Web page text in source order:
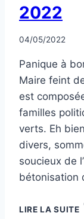
2022
Par
04/05/2022
Panique à
Maire feint
est
familles
verts. Eh
divers,
soucieux de
bétonisation
LIRE LA SUITE